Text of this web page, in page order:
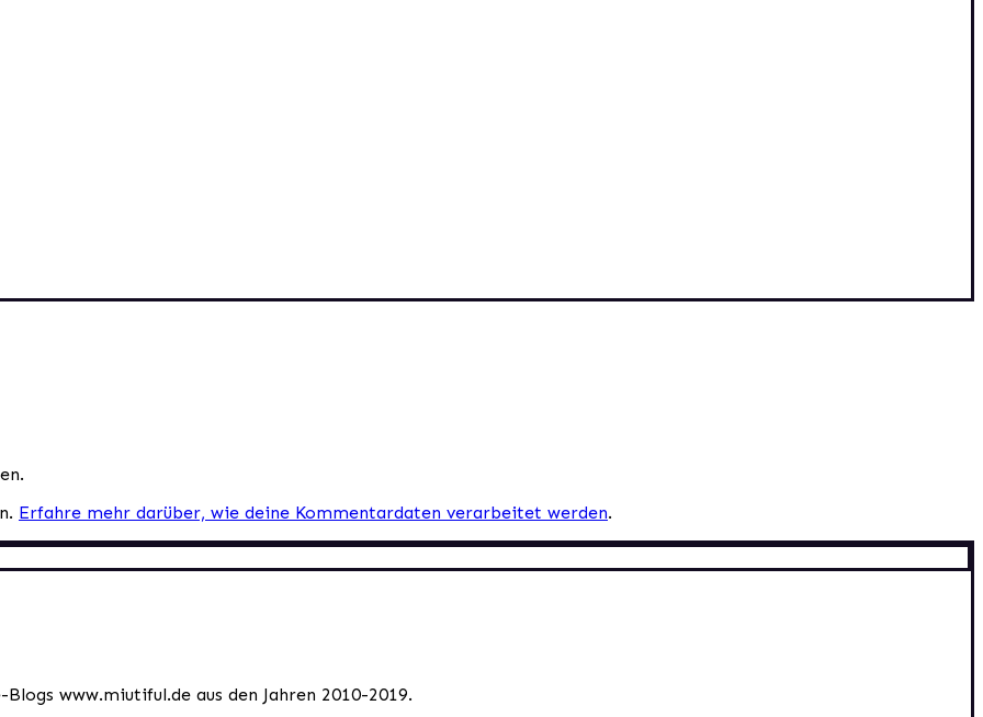
Erfahre mehr darüber, wie deine Kommentardaten verarbeitet werden.
www.miutiful.de aus den Jahren 2010-2019.